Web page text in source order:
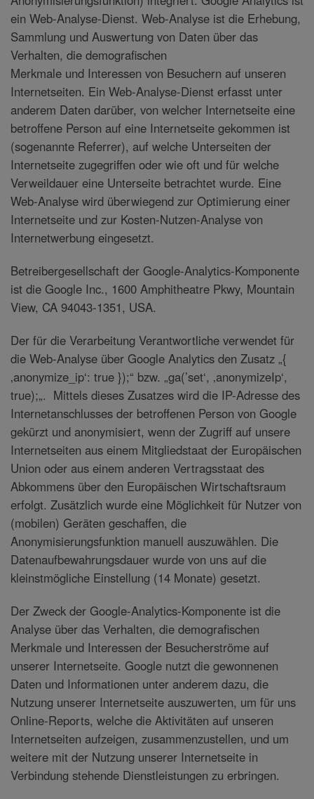
ein Web-Analyse-Dienst. Web-Analyse ist die Erhebung,
Sammlung und Auswertung von Daten über das
Verhalten, die demografischen
Merkmale und Interessen von Besuchern auf unseren
Internetseiten. Ein Web-Analyse-Dienst erfasst unter
anderem Daten darüber, von welcher Internetseite eine
betroffene Person auf eine Internetseite gekommen ist
(sogenannte Referrer), auf welche Unterseiten der
Internetseite zugegriffen oder wie oft und für welche
Verweildauer eine Unterseite betrachtet wurde. Eine
Web-Analyse wird überwiegend zur Optimierung einer
Internetseite und zur Kosten-Nutzen-Analyse von
Internetwerbung eingesetzt.
Betreibergesellschaft der Google-Analytics-Komponente
ist die Google Inc., 1600 Amphitheatre Pkwy, Mountain
View, CA 94043-1351, USA.
Der für die Verarbeitung Verantwortliche verwendet für
die Web-Analyse über Google Analytics den Zusatz „{
‚anonymize_ip‘: true });“ bzw. „ga(’set‘, ‚anonymizeIp‘,
true);„. Mittels dieses Zusatzes wird die IP-Adresse des
Internetanschlusses der betroffenen Person von Google
gekürzt und anonymisiert, wenn der Zugriff auf unsere
Internetseiten aus einem Mitgliedstaat der Europäischen
Union oder aus einem anderen Vertragsstaat des
Abkommens über den Europäischen Wirtschaftsraum
erfolgt. Zusätzlich wurde eine Möglichkeit für Nutzer von
(mobilen) Geräten geschaffen, die
Anonymisierungsfunktion manuell auszuwählen. Die
Datenaufbewahrungsdauer wurde von uns auf die
kleinstmögliche Einstellung (14 Monate) gesetzt.
Der Zweck der Google-Analytics-Komponente ist die
Analyse über das Verhalten, die demografischen
Merkmale und Interessen der Besucherströme auf
unserer Internetseite. Google nutzt die gewonnenen
Daten und Informationen unter anderem dazu, die
Nutzung unserer Internetseite auszuwerten, um für uns
Online-Reports, welche die Aktivitäten auf unseren
Internetseiten aufzeigen, zusammenzustellen, und um
weitere mit der Nutzung unserer Internetseite in
Verbindung stehende Dienstleistungen zu erbringen.